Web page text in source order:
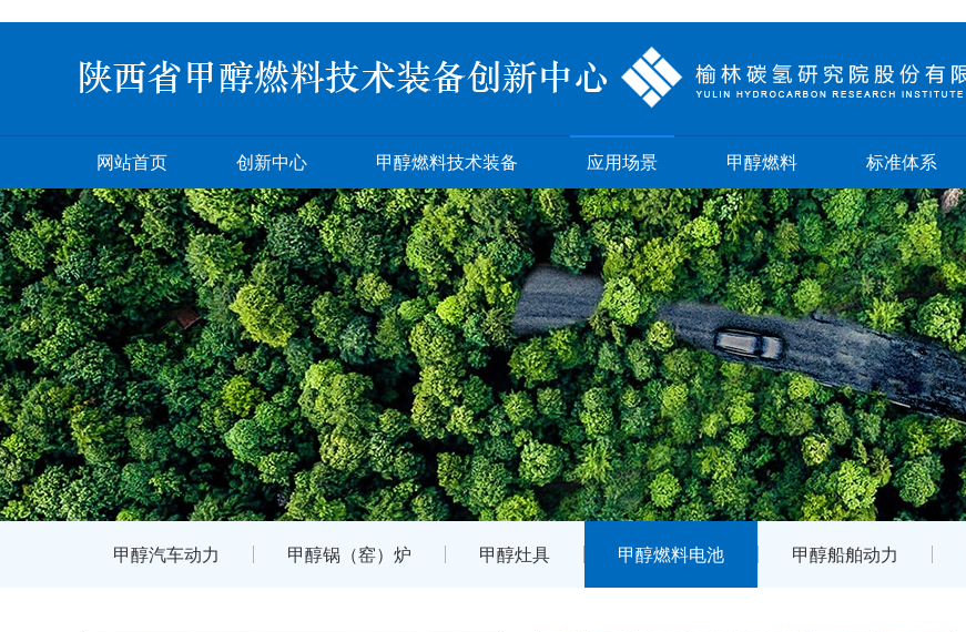
网站首页 创新中心 甲醇燃料技术装备 应用场景 甲醇燃料 标准体系
甲醇汽车动力 甲醇锅（窑）炉 甲醇灶具 甲醇燃料电池 甲醇船舶动力